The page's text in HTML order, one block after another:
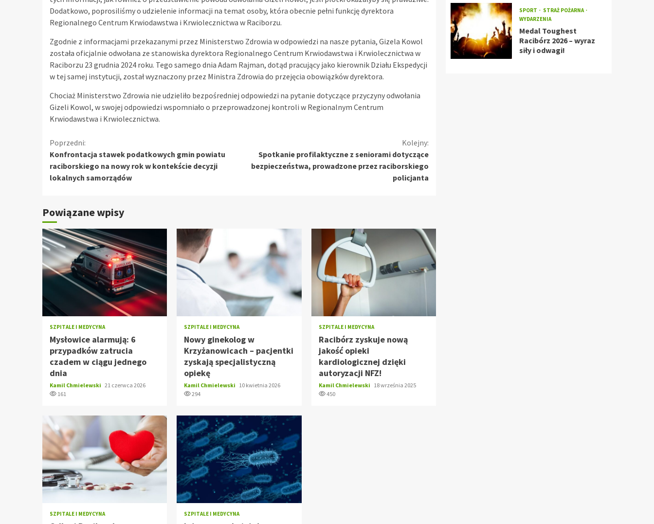
Dodatkowo, poprosiliśmy o udzielenie informacji na temat osoby, która obecnie pełni funkcję dyrektora
Regionalnego Centrum Krwiodawstwa i Krwiolecznictwa w Raciborzu.
Zgodnie z informacjami przekazanymi przez Ministerstwo Zdrowia w odpowiedzi na nasze pytania, Gizela Kowol
została oficjalnie odwołana ze stanowiska dyrektora Regionalnego Centrum Krwiodawstwa i Krwiolecznictwa w
Raciborzu 23 grudnia 2024 roku. Tego samego dnia Adam Rajman, dotąd pracujący jako kierownik Działu Ekspedycji
w tej samej instytucji, został wyznaczony przez Ministra Zdrowia do przejęcia obowiązków dyrektora.
Chociaż Ministerstwo Zdrowia nie udzieliło bezpośredniej odpowiedzi na pytanie dotyczące przyczyny odwołania
Gizeli Kowol, w swojej odpowiedzi wspomniało o przeprowadzonej kontroli w Regionalnym Centrum
Krwiodawstwa i Krwiolecznictwa.
Kontynuuj
czytanie
Poprzedni:
Konfrontacja stawek podatkowych gmin powiatu
raciborskiego na nowy rok w kontekście decyzji
lokalnych samorządów
Kolejny:
Spotkanie profilaktyczne z seniorami dotyczące
bezpieczeństwa, prowadzone przez raciborskiego
policjanta
Powiązane wpisy
SZPITALE I MEDYCYNA
Mysłowice alarmują: 6
przypadków zatrucia
czadem w ciągu jednego
dnia
Kamil Chmielewski 21 czerwca 2026
161
SZPITALE I MEDYCYNA
Nowy ginekolog w
Krzyżanowicach – pacjentki
zyskają specjalistyczną
opiekę
Kamil Chmielewski 10 kwietnia 2026
294
SZPITALE I MEDYCYNA
Racibórz zyskuje nową
jakość opieki
kardiologicznej dzięki
autoryzacji NFZ!
Kamil Chmielewski 18 września 2025
450
SZPITALE I MEDYCYNA SZPITALE I MEDYCYNA
SPORT
STRAŻ POŻARNA
WYDARZENIA
Medal Toughest
Racibórz 2026 – wyraz
siły i odwagi!